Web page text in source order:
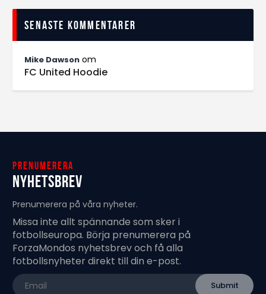
Senaste kommentarer
Mike Dawson om
FC United Hoodie
Prenumerera
Nyhetsbrev
Prenumerera på våra nyheter.
Missa inte allt spännande som sker i
fotbollseuropa. Börja prenumerera på
ForzaMondos nyhetsbrev och få alla
fotbollsnyheter direkt till din e-post.